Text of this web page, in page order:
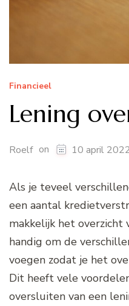
Financieel
Lening
Roelf on 10 april
Als je teveel
een aantal
makkelijk het overzicht
handig om de
voegen zodat je het
Dit heeft vele
oversluiten van een